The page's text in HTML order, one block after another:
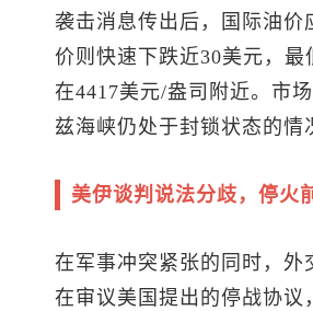
袭击消息传出后，国际油
价则快速下跌近30美元，
在4417美元/盎司附近。市
兹海峡仍处于封锁状态的
美伊谈判说法分歧，停火
在军事冲突紧张的同时，
在审议美国提出的停战协